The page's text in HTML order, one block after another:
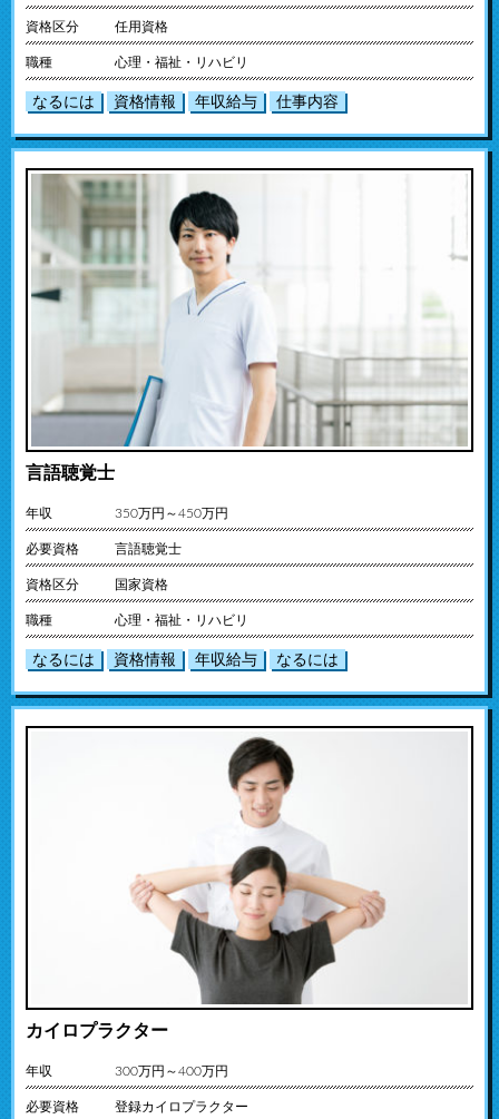
資格区分 任用資格
職種 心理・福祉・リハビリ
なるには 資格情報 年収給与 仕事内容
言語聴覚士
年収 350万円～450万円
必要資格 言語聴覚士
資格区分 国家資格
職種 心理・福祉・リハビリ
なるには 資格情報 年収給与 なるには
カイロプラクター
年収 300万円～400万円
必要資格 登録カイロプラクター